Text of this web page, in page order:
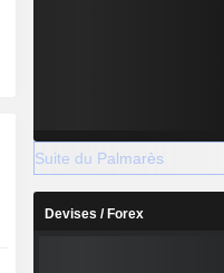
Suite du Palmarès
Devises / Forex